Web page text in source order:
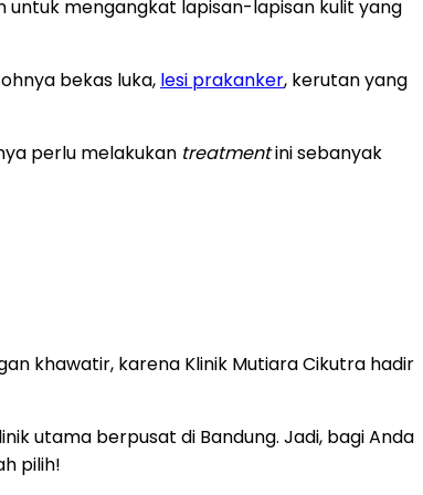
untuk mengangkat lapisan-lapisan kulit yang
bekas luka, lesi prakanker, kerutan yang
perlu melakukan treatmentini sebanyak
khawatir, karena Klinik Mutiara Cikutra hadir
utama berpusat di Bandung. Jadi, bagi Anda
pilih!